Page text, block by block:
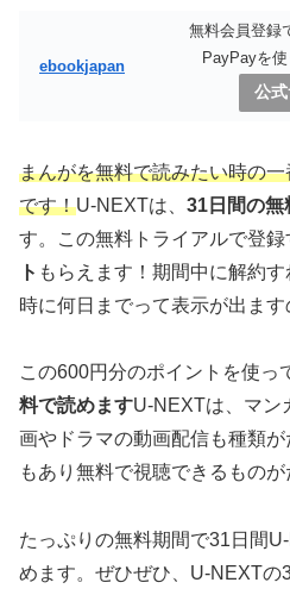
ebookjapan
無料会員登録
PayPayを
公
まんがを無料で読みたい時の
です！U-NEXTは、 31日間の無
す。この無料トライアルで登録
ト もらえます！期間中に解約
時に何日までって表示が出ます
この600円分のポイントを使っ
料で読めますU-NEXTは、マン
画やドラマの動画配信も種類
もあり無料で視聴できるものが
たっぷりの無料期間で31日間
めます。ぜひぜひ、U-NEXTの